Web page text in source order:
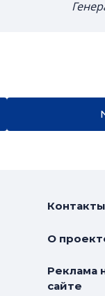
Контакты
О
Реклама
сайте